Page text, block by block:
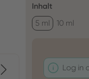
Selecteer
Inhalt
5 ml
10 ml
Log in